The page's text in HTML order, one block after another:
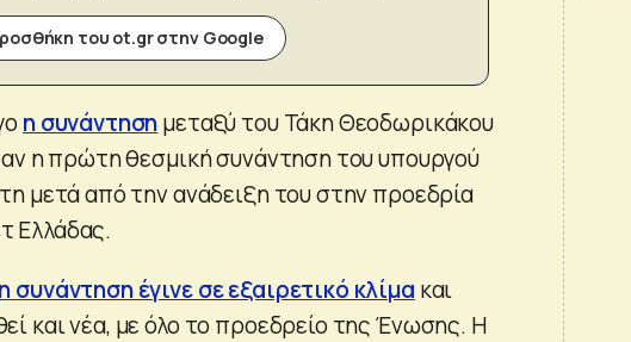
του ot.gr στην Google
η συνάντησημεταξύ του Τάκη Θεοδωρικάκου
η πρώτη θεσμική συνάντηση του υπουργού
μετά από την ανάδειξη του στην προεδρία
Ελλάδας.
η συνάντηση έγινε σε εξαιρετικό κλίμα και
και νέα, με όλο το προεδρείο της Ένωσης. Η